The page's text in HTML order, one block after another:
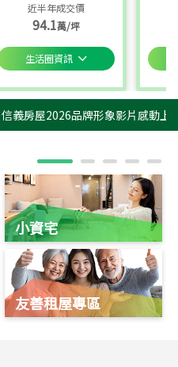
近半年成交價
94.1萬/坪
生活圈資訊
房屋2026品牌形象影片感動上
小資宅
友善租屋專區